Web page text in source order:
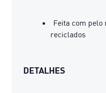
Feita com pelo
reciclados
DETALHES